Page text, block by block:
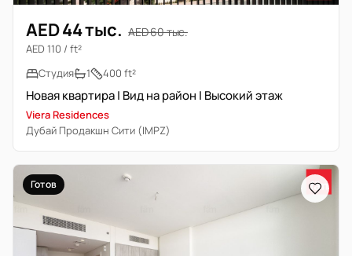
AED 44 тыс. AED 60 тыс.
AED 110 / ft²
Студия
1 400 ft²
Новая квартира | Вид на район | Высокий этаж
Viera Residences
Дубай Продакшн Сити (IMPZ)
Готов